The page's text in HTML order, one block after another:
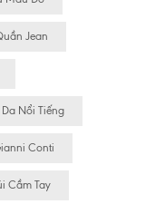
Jean
Nổi Tiếng
Conti
Cầm Tay